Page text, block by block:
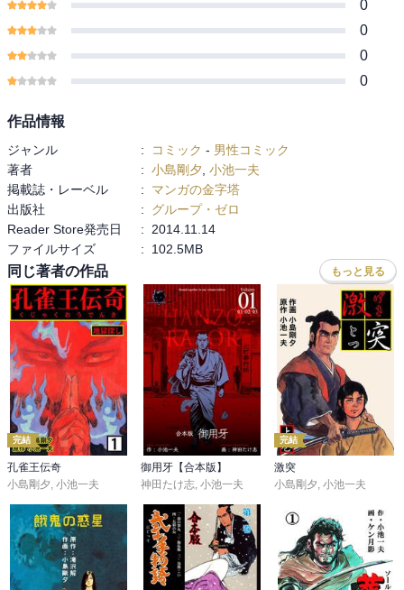
0
0
0
0
作品情報
ジャンル : コミック - 男性コミック
著者
: 小島剛夕 小池一夫
掲載誌・レーベル
:
マンガの金字塔
出版社
:
グループ・ゼロ
Reader Store発売日
:
2014.11.14
ファイルサイズ
: 102.5MB
同じ著者の作品 もっと見る
完結
孔雀王伝奇
小島剛夕, 小池一夫
御用牙【合本版】
神田たけ志, 小池一夫
完結
激突
小島剛夕, 小池一夫